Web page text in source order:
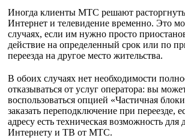
Иногда клиенты МТС решают
Интернет и телевидение временно. Это
случаях, если им нужно просто
действие на определенный срок или по
переезда на другое место жительства.
В обоих случаях нет необходимости
отказываться от услуг оператора: вы
воспользоваться опцией «Частичная
заказать переподключение при переезде,
адресу есть техническая возможность для
Интернету и ТВ от МТС.